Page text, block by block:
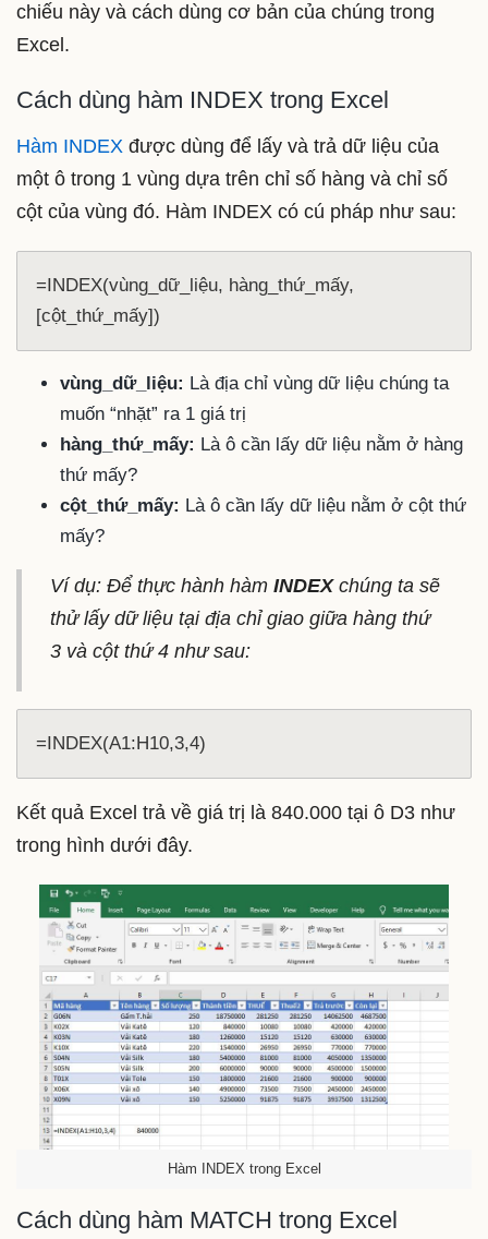
chiếu này và cách dùng cơ bản của chúng trong
Excel.
Cách dùng hàm INDEX trong Excel
Hàm INDEX được dùng để lấy và trả dữ liệu của
một ô trong 1 vùng dựa trên chỉ số hàng và chỉ số
cột của vùng đó. Hàm INDEX có cú pháp như sau:
=INDEX(vùng_dữ_liệu, hàng_thứ_mấy,
[cột_thứ_mấy])
vùng_dữ_liệu: Là địa chỉ vùng dữ liệu chúng ta
muốn “nhặt” ra 1 giá trị
hàng_thứ_mấy: Là ô cần lấy dữ liệu nằm ở hàng
thứ mấy?
cột_thứ_mấy: Là ô cần lấy dữ liệu nằm ở cột thứ
mấy?
Ví dụ: Để thực hành hàmINDEXchúng ta sẽ
thử lấy dữ liệu tại địa chỉ giao giữa hàng thứ
3 và cột thứ 4 như sau:
=INDEX(A1:H10,3,4)
Kết quả Excel trả về giá trị là 840.000 tại ô D3 như
trong hình dưới đây.
Hàm INDEX trong Excel
Cách dùng hàm MATCH trong Excel